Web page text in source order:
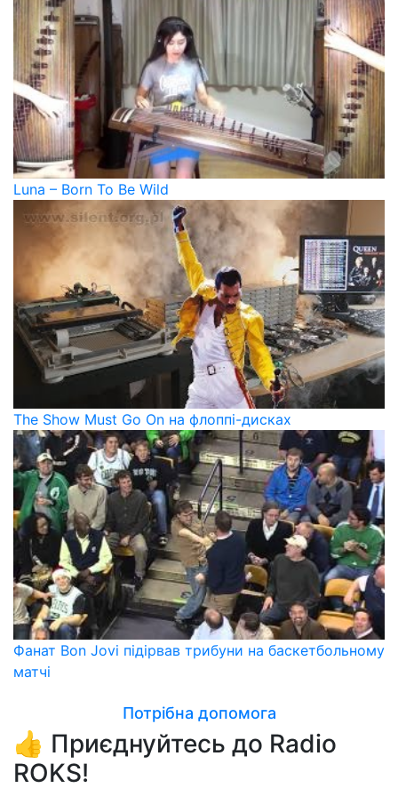
Luna – Born To Be Wild
The Show Must Go On на флоппі-дисках
Фанат Bon Jovi підірвав трибуни на баскетбольному
матчі
Потрібна допомога
👍 Приєднуйтесь до Radio
ROKS!